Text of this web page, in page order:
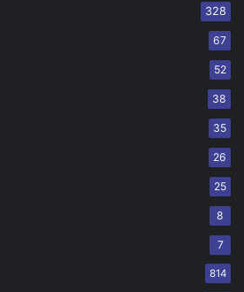
328
67
52
38
35
26
25
8
7
814